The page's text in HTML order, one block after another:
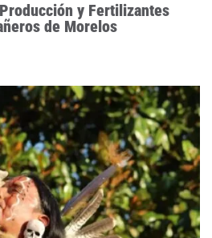
y Fertilizantes
de Morelos